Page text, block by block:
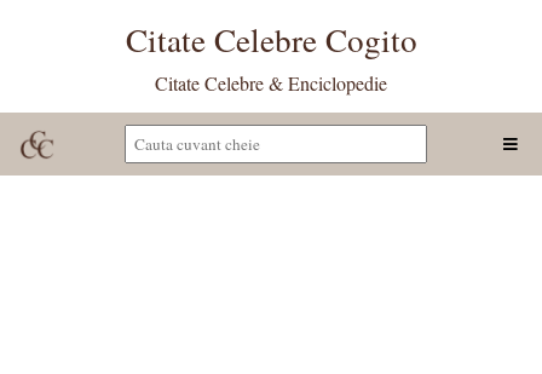
Citate Celebre Cogito
Citate Celebre & Enciclopedie